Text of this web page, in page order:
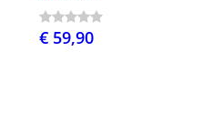
€ 59,90